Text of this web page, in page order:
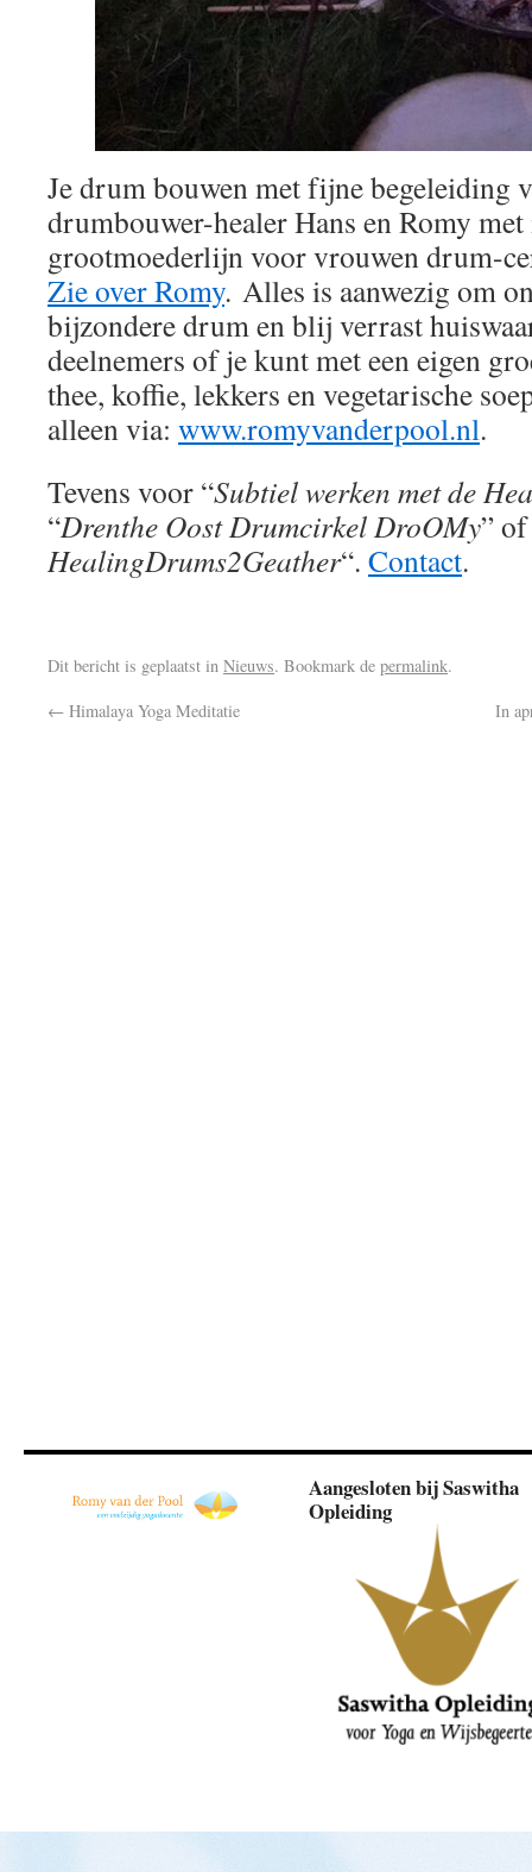
Je drum bouwen met fijne begeleiding
drumbouwer-healer Hans en Romy
grootmoederlijn voor vrouwen drum-
Zie over Romy. Alles is aanwezig om
bijzondere drum en blij verrast
deelnemers of je kunt met een eigen
thee, koffie, lekkers en vegetarische
alleen via: www.romyvanderpool.nl.
Tevens voor “Subtiel werken met de
“Drenthe Oost Drumcirkel DroOMy”
HealingDrums2Geather“. Contact.
Dit bericht is geplaatst in Nieuws. Bookmark de permalink.
← Himalaya Yoga Meditatie In
Aangesloten bij Saswitha
Opleiding